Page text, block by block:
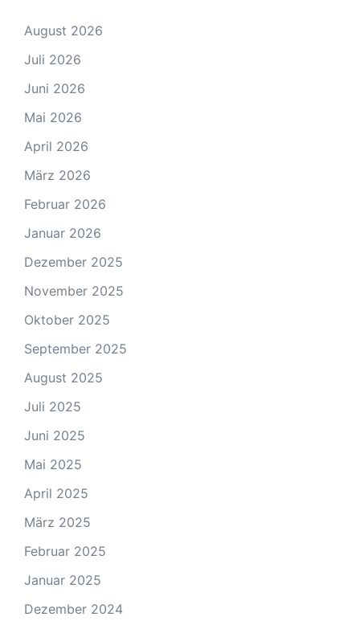
August 2026
Juli 2026
Juni 2026
Mai 2026
April 2026
März 2026
Februar 2026
Januar 2026
Dezember 2025
November 2025
Oktober 2025
September 2025
August 2025
Juli 2025
Juni 2025
Mai 2025
April 2025
März 2025
Februar 2025
Januar 2025
Dezember 2024